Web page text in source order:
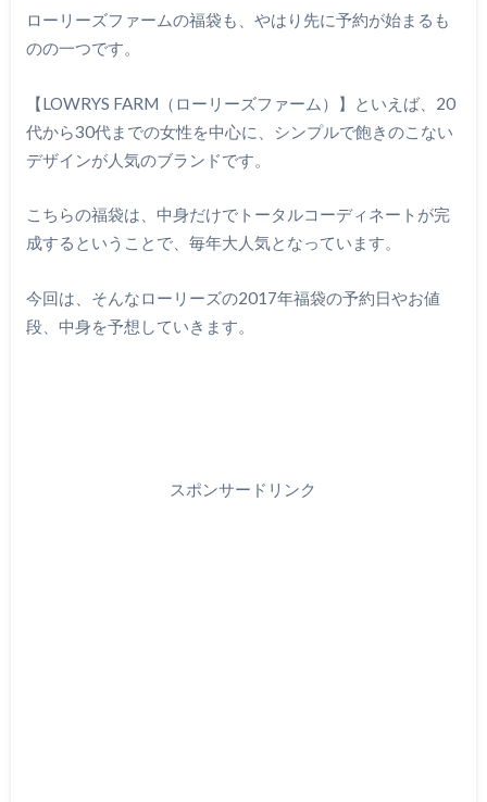
ローリーズファームの福袋も、やはり先に予約が始まるも
のの一つです。
【LOWRYS FARM（ローリーズファーム）】といえば、20
代から30代までの女性を中心に、シンプルで飽きのこない
デザインが人気のブランドです。
こちらの福袋は、中身だけでトータルコーディネートが完
成するということで、毎年大人気となっています。
今回は、そんなローリーズの2017年福袋の予約日やお値
段、中身を予想していきます。
スポンサードリンク